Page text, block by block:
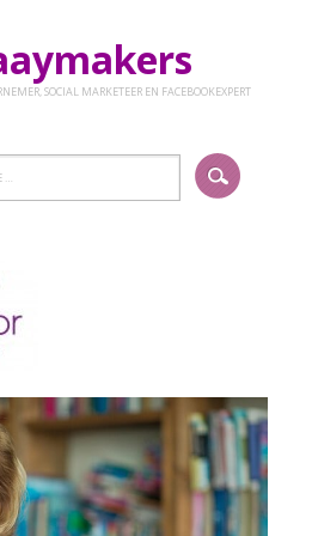
SOCIAL MARKETEER EN FACEBOOKEXPERT